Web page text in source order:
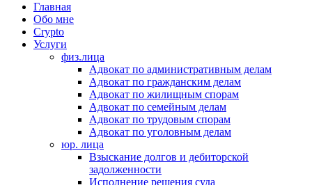
Главная
Обо мне
Crypto
Услуги
физ.лица
Адвокат по административным делам
Адвокат по гражданским делам
Адвокат по жилищным спорам
Адвокат по семейным делам
Адвокат по трудовым спорам
Адвокат по уголовным делам
юр. лица
Взыскание долгов и дебиторской
задолженности
Исполнение решения суда